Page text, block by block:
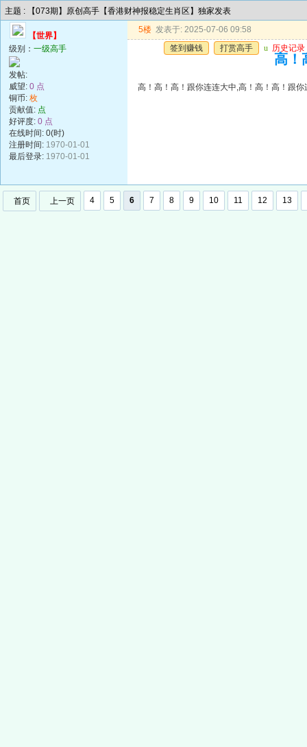
主题 : 【073期】原创高手【香港财神报稳定生肖区】独家发表
【世界】
级别： 一级高手
发帖:
威望: 0 点
铜币: 枚
贡献值: 点
好评度: 0 点
在线时间: 0(时)
注册时间: 1970-01-01
最后登录: 1970-01-01
5楼 发表于: 2025-07-06 09:58
签到赚钱
打赏高手 u 历史记录
高！
高！高！高！跟你连连大中,高！高！高！跟你
首页 上一页 4 5 6 7 8 9 10 11 12 13